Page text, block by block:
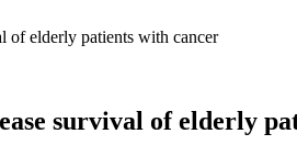
of elderly patients with cancer
survival of elderly